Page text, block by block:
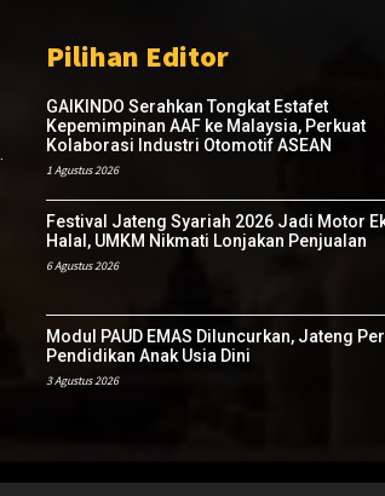
Pilihan Editor
GAIKINDO Serahkan Tongkat Estafet
Kepemimpinan AAF ke Malaysia, Perkuat
Kolaborasi Industri Otomotif ASEAN
1 Agustus 2026
Festival Jateng Syariah 2026 Jadi Motor
Halal, UMKM Nikmati Lonjakan Penjualan
6 Agustus 2026
Modul PAUD EMAS Diluncurkan, Jateng
Pendidikan Anak Usia Dini
3 Agustus 2026